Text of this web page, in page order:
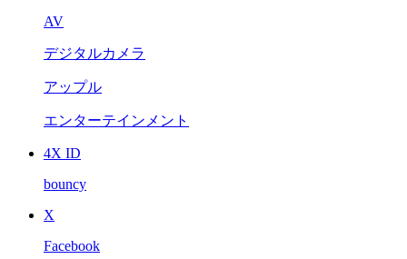
AV
デジタルカメラ
アップル
エンターテインメント
4X ID
bouncy
X
Facebook